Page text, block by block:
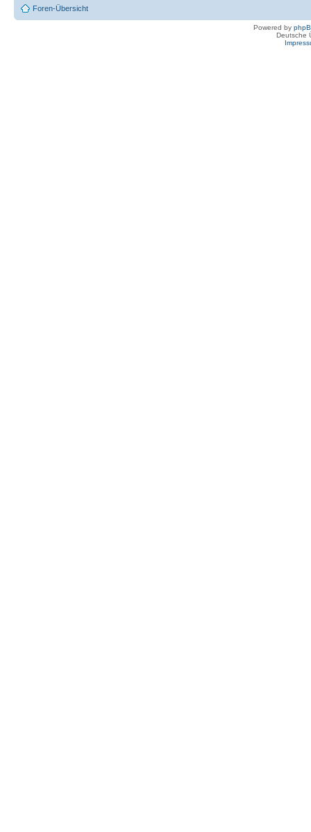
Foren-Übersicht
Powered by
Deutsche